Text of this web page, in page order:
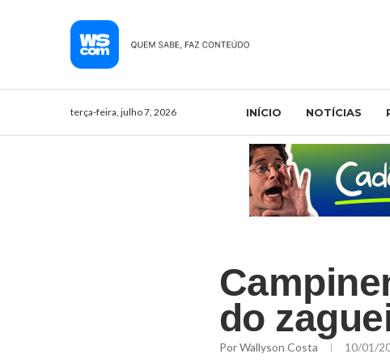
terça-feira, julho 7, 2026 INÍCIO NOTÍCIAS
do
PorWallyson Costa 10/01/